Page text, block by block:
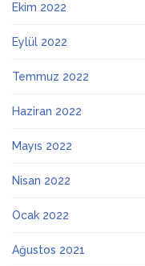
Ekim 2022
Eylül 2022
Temmuz 2022
Haziran 2022
Mayıs 2022
Nisan 2022
Ocak 2022
Ağustos 2021